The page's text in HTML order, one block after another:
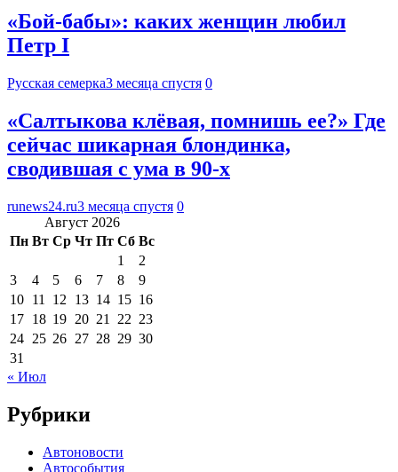
«Бой-бабы»: каких женщин любил
Петр I
Русская семерка3 месяца спустя 0
«Салтыкова клёвая, помнишь ее?» Где
сейчас шикарная блондинка,
сводившая с ума в 90-х
runews24.ru3 месяца спустя 0
Август 2026
Пн Вт Ср Чт Пт Сб Вс
1
2
3
4 5 6 7 8
9
10 11 12 13 14 15 16
17 18 19 20 21 22 23
24 25 26 27 28 29 30
31
« Июл
Рубрики
Автоновости
Автособытия